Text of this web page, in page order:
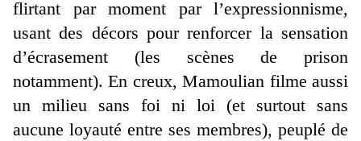
flirtant par moment par l’expressionnisme,
usant des décors pour renforcer la sensation
d’écrasement (les scènes de prison
notamment). En creux, Mamoulian filme aussi
un milieu sans foi ni loi (et surtout sans
aucune loyauté entre ses membres), peuplé de